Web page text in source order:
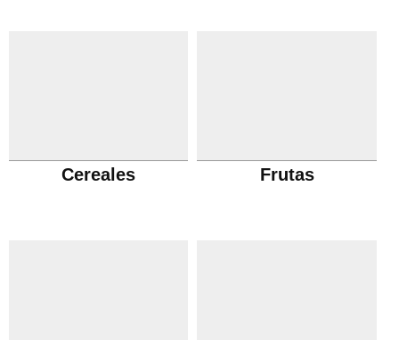
Cereales Frutas